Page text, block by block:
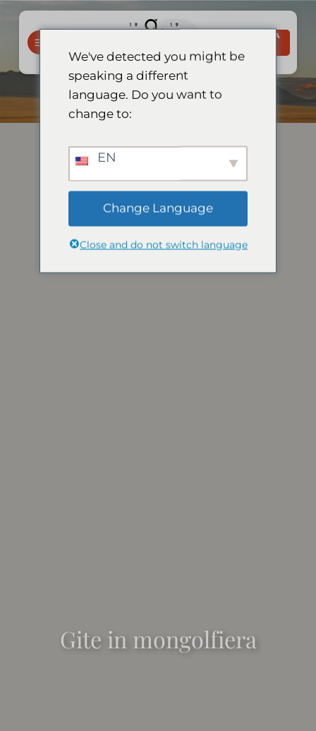
Salta
contenuti
PRENOTA
Gite in mongolfiera
We've detected you might be
speaking a different
language. Do you want to
change to:
EN
Change Language
Close and do not switch language